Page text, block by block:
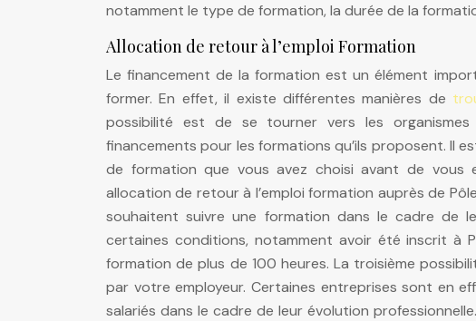
notamment le type de formation, la durée de la
Allocation de retour à l’emploi Formation
Le financement de la formation est un élément
former. En effet, il existe différentes manières de
possibilité est de se tourner vers les
financements pour les formations qu’ils proposent. Il
de formation que vous avez choisi avant de vous
allocation de retour à l’emploi formation auprès de
souhaitent suivre une formation dans le cadre de
certaines conditions, notamment avoir été inscrit à
formation de plus de 100 heures. La troisième
par votre employeur. Certaines entreprises sont en
salariés dans le cadre de leur évolution